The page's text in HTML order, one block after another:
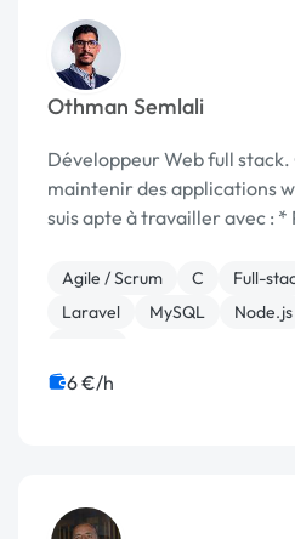
Othman Semlali
Développeur Web full
maintenir des applications
suis apte à travailler avec : *
* Expressjs * Nestjs * Nextjs
Agile / Scrum C Full-
Laravel
MySQL Node.js
6 €/h